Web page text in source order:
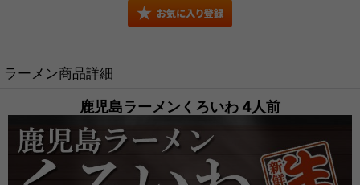
ラーメン商品詳細
鹿児島ラーメンくろいわ 4人前